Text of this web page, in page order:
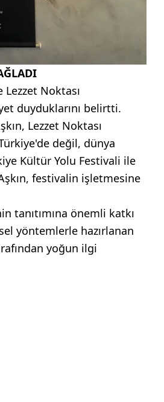
Noktası
duyduklarını belirtti.
Lezzet Noktası
değil, dünya
Kültür Yolu Festivali ile
festivalin işletmesine
tanıtımına önemli katkı
yöntemlerle hazırlanan
yoğun ilgi